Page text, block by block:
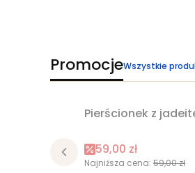
PromocjeWszystkie
Okazja
Pierścionek z
Cena promocyjna
59,00 zł
Najniższa cena: 59,00 zł